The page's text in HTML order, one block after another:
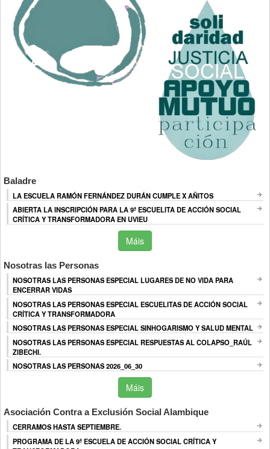
Baladre
LA ESCUELA RAMÓN FERNÁNDEZ DURÁN CUMPLE X AÑITOS
ABIERTA LA INSCRIPCIÓN PARA LA 9ª ESCUELITA DE ACCIÓN SOCIAL
CRÍTICA Y TRANSFORMADORA EN UVIEU
Máis
Nosotras las Personas
NOSOTRAS LAS PERSONAS ESPECIAL LUGARES DE NO VIDA PARA
ENCERRAR VIDAS
NOSOTRAS LAS PERSONAS ESPECIAL ESCUELITAS DE ACCIÓN SOCIAL
CRÍTICA Y TRANSFORMADORA
NOSOTRAS LAS PERSONAS ESPECIAL SINHOGARISMO Y SALUD MENTAL
NOSOTRAS LAS PERSONAS ESPECIAL RESPUESTAS AL COLAPSO_RAÚL
ZIBECHI.
NOSOTRAS LAS PERSONAS 2026_06_30
Máis
Asociación Contra a Exclusión Social Alambique
CERRAMOS HASTA SEPTIEMBRE.
PROGRAMA DE LA 9ª ESCUELA DE ACCIÓN SOCIAL CRÍTICA Y